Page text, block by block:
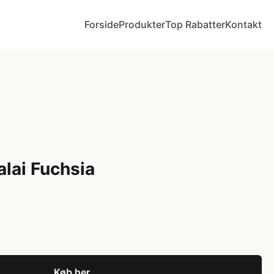
ForsideProdukterTop RabatterKontakt
Fuchsia